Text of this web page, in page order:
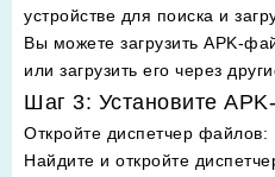
устройстве для поиска и
Вы можете загрузить APK-
или загрузить его через
Шаг 3: Установите
Откройте диспетчер файлов:
Найдите и откройте